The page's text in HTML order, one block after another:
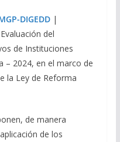
DIGEDD|
del
de Instituciones
– 2024, en el marco de
la Ley de Reforma
de manera
de los